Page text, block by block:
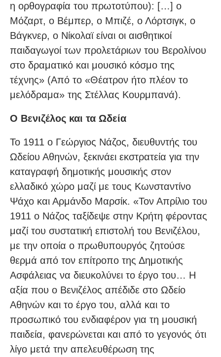
η ορθογραφία του πρωτοτύπου): […] ο
Μόζαρτ, ο Βέμπερ, ο Μπιζέ, ο Λόρτσιγκ, ο
Βάγκνερ, ο Νίκολαϊ είναι οι αισθητικοί
παιδαγωγοί των προλετάριων του Βερολίνου
στο δραματικό και μουσικό κόσμο της
τέχνης» (Από το «Θέατρον ήτο πλέον το
μελόδραμα» της Στέλλας Κουρμπανά).
Ο Βενιζέλος και τα Ωδεία
Το 1911 ο Γεώργιος Νάζος, διευθυντής του
Ωδείου Αθηνών, ξεκινάει εκστρατεία για την
καταγραφή δημοτικής μουσικής στον
ελλαδικό χώρο μαζί με τους Κωνσταντίνο
Ψάχο και Αρμάνδο Μαρσίκ. «Τον Απρίλιο του
1911 ο Νάζος ταξίδεψε στην Κρήτη φέροντας
μαζί του συστατική επιστολή του Βενιζέλου,
με την οποία ο πρωθυπουργός ζητούσε
θερμά από τον επίτροπο της Δημοτικής
Ασφάλειας να διευκολύνει το έργο του… Η
αξία που ο Βενιζέλος απέδιδε στο Ωδείο
Αθηνών και το έργο του, αλλά και το
προσωπικό του ενδιαφέρον για τη μουσική
παιδεία, φανερώνεται και από το γεγονός ότι
λίγο μετά την απελευθέρωση της